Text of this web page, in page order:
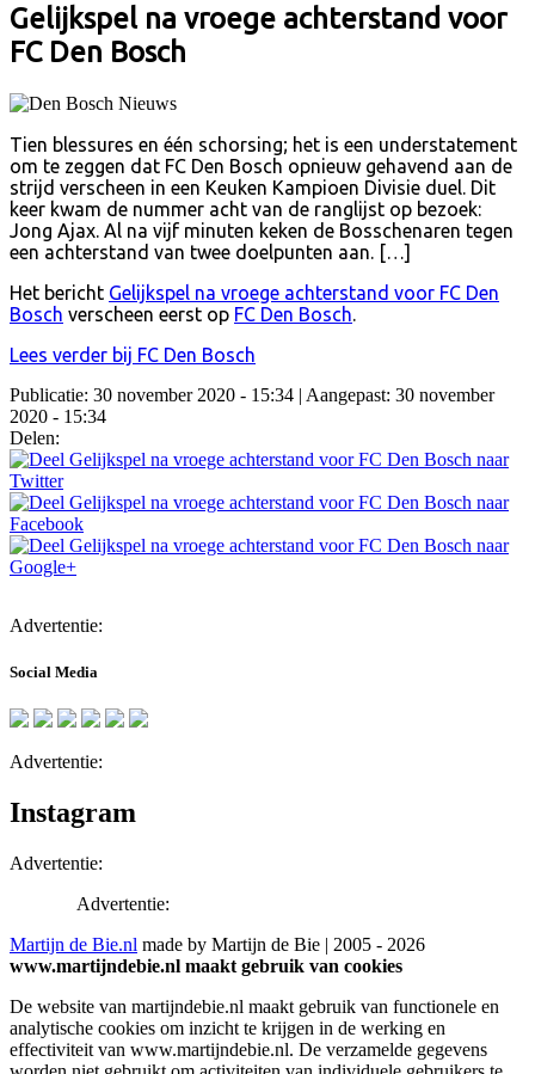
Gelijkspel na vroege achterstand voor
FC Den Bosch
Tien blessures en één schorsing; het is een understatement
om te zeggen dat FC Den Bosch opnieuw gehavend aan de
strijd verscheen in een Keuken Kampioen Divisie duel. Dit
keer kwam de nummer acht van de ranglijst op bezoek:
Jong Ajax. Al na vijf minuten keken de Bosschenaren tegen
een achterstand van twee doelpunten aan. […]
Het bericht Gelijkspel na vroege achterstand voor FC Den
Bosch verscheen eerst op FC Den Bosch.
Lees verder bij FC Den Bosch
Publicatie: 30 november 2020 - 15:34 | Aangepast: 30 november
2020 - 15:34
Delen:
Advertentie:
Social Media
Advertentie:
Instagram
Advertentie:
Advertentie:
Martijn de Bie.nl made by Martijn de Bie | 2005 - 2026
www.martijndebie.nl maakt gebruik van cookies
De website van martijndebie.nl maakt gebruik van functionele en
analytische cookies om inzicht te krijgen in de werking en
effectiviteit van www.martijndebie.nl. De verzamelde gegevens